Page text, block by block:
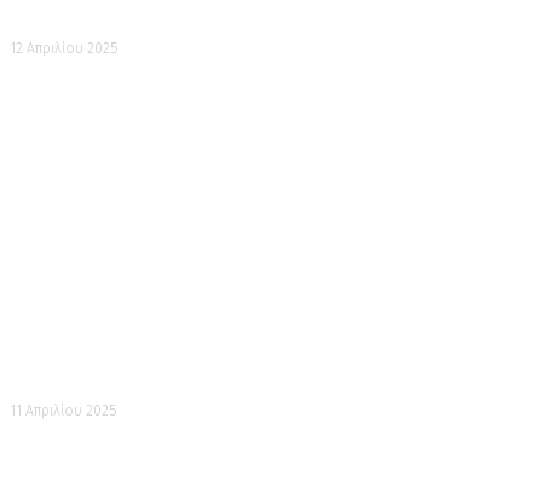
12 Απριλίου 2025
11 Απριλίου 2025